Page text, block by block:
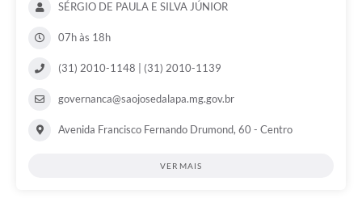
SÉRGIO DE PAULA E SILVA JÚNIOR
07h às 18h
(31) 2010-1148 | (31) 2010-1139
governanca@saojosedalapa.mg.gov.br
Avenida Francisco Fernando Drumond, 60 - Centro
VER MAIS